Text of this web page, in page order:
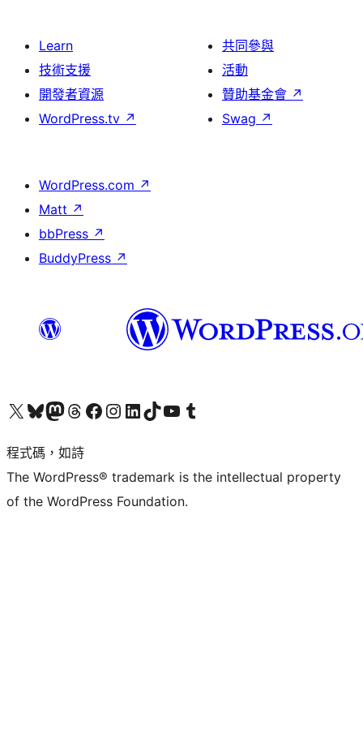
Learn
技術支援
開發者資源
WordPress.tv ↗
共同參與
活動
贊助基金會 ↗
Swag ↗
WordPress.com ↗
Matt ↗
bbPress ↗
BuddyPress ↗
查看我們的 X (之前的 Twitter) 帳號造訪我們的 Bluesky 帳號造訪我們的 Mastodon 帳號造訪我們的 Threads 帳號 造訪我們的 Facebook 粉絲專頁Visit our Instagram account
Visit our LinkedIn account
造訪我們的 TikTok 帳號Visit our YouTube channel
造訪我們的 Tumblr 帳號
程式碼，如詩
The WordPress® trademark is the intellectual property
of the WordPress Foundation.